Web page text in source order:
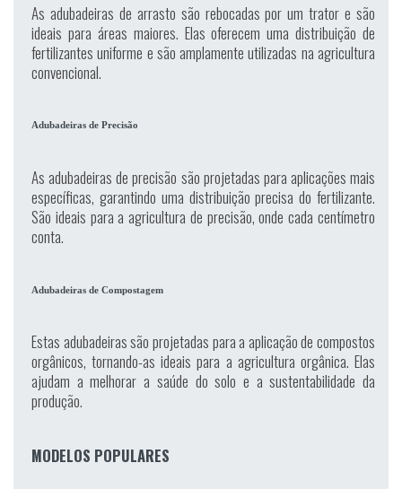
As adubadeiras de arrasto são rebocadas por um trator e são
ideais para áreas maiores. Elas oferecem uma distribuição de
fertilizantes uniforme e são amplamente utilizadas na agricultura
convencional.
Adubadeiras de Precisão
As adubadeiras de precisão são projetadas para aplicações mais
específicas, garantindo uma distribuição precisa do fertilizante.
São ideais para a agricultura de precisão, onde cada centímetro
conta.
Adubadeiras de Compostagem
Estas adubadeiras são projetadas para a aplicação de compostos
orgânicos, tornando-as ideais para a agricultura orgânica. Elas
ajudam a melhorar a saúde do solo e a sustentabilidade da
produção.
MODELOS POPULARES